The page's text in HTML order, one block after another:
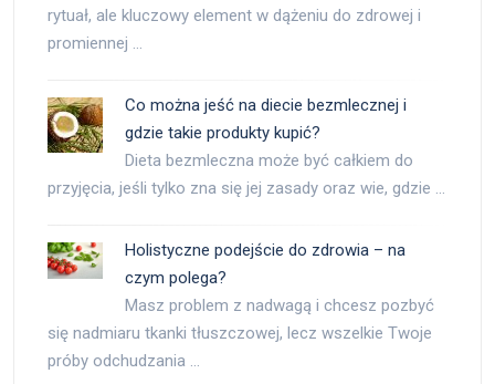
rytuał, ale kluczowy element w dążeniu do zdrowej i
promiennej …
Co można jeść na diecie bezmlecznej i
gdzie takie produkty kupić?
Dieta bezmleczna może być całkiem do
przyjęcia, jeśli tylko zna się jej zasady oraz wie, gdzie …
Holistyczne podejście do zdrowia – na
czym polega?
Masz problem z nadwagą i chcesz pozbyć
się nadmiaru tkanki tłuszczowej, lecz wszelkie Twoje
próby odchudzania …